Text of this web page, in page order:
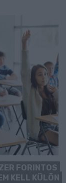
FORINTOS
KELL KÜLÖN